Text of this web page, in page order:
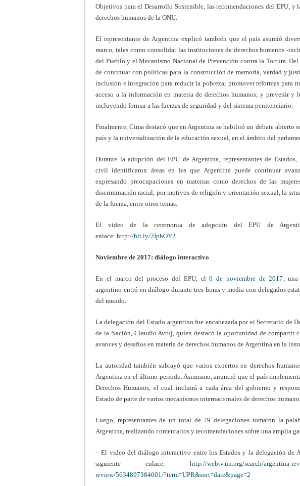
Objetivos para el Desarrollo Sostenible, las recomendaciones del EPU, y
derechos humanos de la ONU.
El representante de Argentina explicó también que el país asumió
marco, tales como consolidar las instituciones de derechos humanos -
del Pueblo y el Mecanismo Nacional de Prevención contra la Tortura.
de continuar con políticas para la construcción de memoria, verdad y
inclusión e integración para reducir la pobreza; promover reformas para
acceso a la información en materia de derechos humanos; y prevenir
incluyendo formar a las fuerzas de seguridad y del sistema penitenciario.
Finalmente, Cima destacó que en Argentina se habilitó un debate abierto
país y la universalización de la educación sexual, en el ámbito del
Durante la adopción del EPU de Argentina, representantes de
civil identificaron áreas en las que Argentina puede continuar
expresando preocupaciones en materias como derechos de las
discriminación racial, por motivos de religión y orientación sexual, la
de la fuerza, entre otros temas.
El video de la ceremonia de adopción del EPU de
enlace: http://bit.ly/2IpbOY2
Noviembre de 2017: diálogo interactivo
En el marco del proceso del EPU, el6 de noviembre de 2017,
argentino entró en diálogo durante tres horas y media con delegados
del mundo.
La delegación del Estado argentino fue encabezada por el Secretario de
de la Nación, Claudio Avruj, quien destacó la oportunidad de compartir
avances y desafíos en materia de derechos humanos de Argentina en la
La autoridad también subrayó que varios expertos en derechos
Argentina en el último periodo. Asimismo, anunció que el país
Derechos Humanos, el cual incluirá a cada área del gobierno y
Estado de parte de varios mecanismos internacionales de derechos
Luego, representantes de un total de 79 delegaciones tomaron la
Argentina, realizando comentarios y recomendaciones sobre una amplia
– El video del diálogo interactivo entre los Estados y la delegación de
siguiente enlace: http://webtv.un.org/search/argentina-
review/5634897384001/?term=UPR&sort=date&page=2